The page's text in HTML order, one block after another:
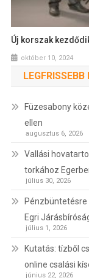
Új korszak
október 10, 2024
LEGFRISSEBB
Füzesabony
ellen
augusztus 6, 2026
Vallási
torkához
július 30, 2026
Egri
július 1, 2026
Kutatás: tízből
online csalási
június 22, 2026